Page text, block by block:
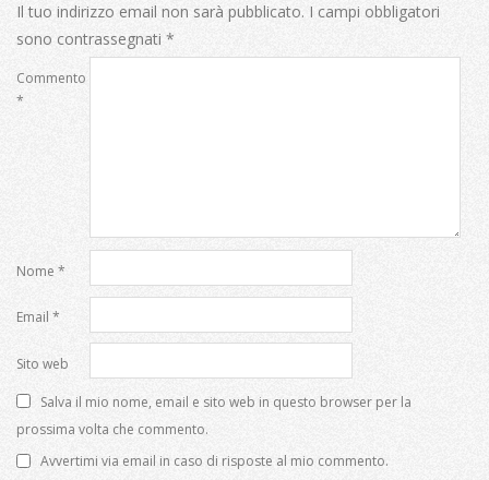
Il tuo indirizzo email non sarà pubblicato. I campi obbligatori
sono contrassegnati *
Commento
*
Nome *
Email *
Sito web
Salva il mio nome, email e sito web in questo browser per la
prossima volta che commento.
Avvertimi via email in caso di risposte al mio commento.